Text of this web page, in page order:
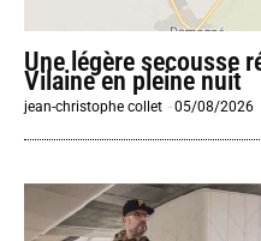
Une légère secousse
Vilaine en pleine nuit
jean-christophe collet -05/08/2026